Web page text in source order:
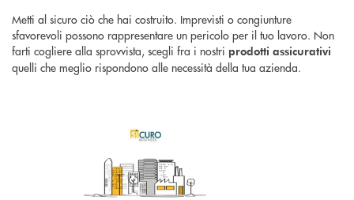
Metti al sicuro ciò che hai costruito. Imprevisti o congiunture
sfavorevoli possono rappresentare un pericolo per il tuo lavoro. Non
farti cogliere alla sprovvista, scegli fra i nostri prodotti assicurativi
quelli che meglio rispondono alle necessità della tua azienda.